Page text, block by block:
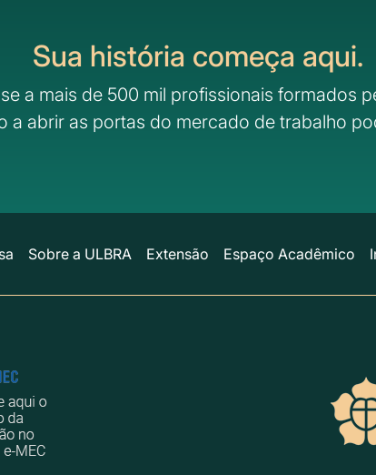
Sua história começa aqui.
a mais de 500 mil profissionais formados
a abrir as portas do mercado de trabalho
Sobre a ULBRA Extensão Espaço Acadêmico